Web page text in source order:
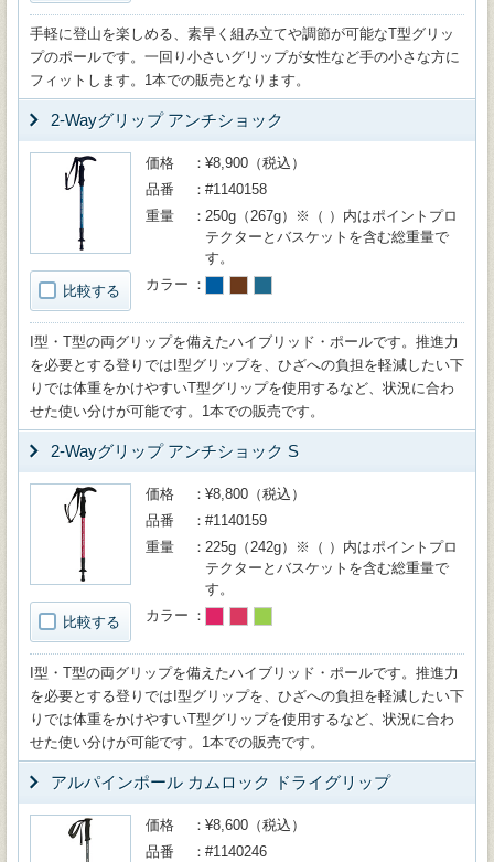
手軽に登山を楽しめる、素早く組み立てや調節が可能なT型グリッ
プのポールです。一回り小さいグリップが女性など手の小さな方に
フィットします。1本での販売となります。
2-Wayグリップ アンチショック
比較する
価格
¥8,900（税込）
品番
#1140158
重量
250g（267g）※（ ）内はポイントプロ
テクターとバスケットを含む総重量で
す。
カラー
I型・T型の両グリップを備えたハイブリッド・ポールです。推進力
を必要とする登りではI型グリップを、ひざへの負担を軽減したい下
りでは体重をかけやすいT型グリップを使用するなど、状況に合わ
せた使い分けが可能です。1本での販売です。
2-Wayグリップ アンチショック S
比較する
価格
¥8,800（税込）
品番
#1140159
重量
225g（242g）※（ ）内はポイントプロ
テクターとバスケットを含む総重量で
す。
カラー
I型・T型の両グリップを備えたハイブリッド・ポールです。推進力
を必要とする登りではI型グリップを、ひざへの負担を軽減したい下
りでは体重をかけやすいT型グリップを使用するなど、状況に合わ
せた使い分けが可能です。1本での販売です。
アルパインポール カムロック ドライグリップ
価格
¥8,600（税込）
品番
#1140246